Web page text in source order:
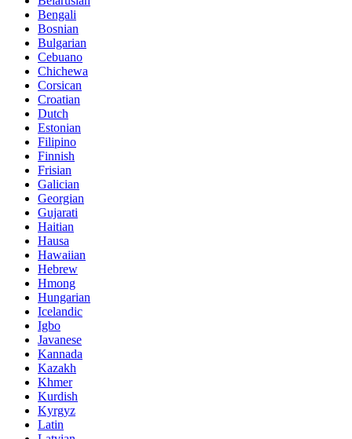
Bengali
Bosnian
Bulgarian
Cebuano
Chichewa
Corsican
Croatian
Dutch
Estonian
Filipino
Finnish
Frisian
Galician
Georgian
Gujarati
Haitian
Hausa
Hawaiian
Hebrew
Hmong
Hungarian
Icelandic
Igbo
Javanese
Kannada
Kazakh
Khmer
Kurdish
Kyrgyz
Latin